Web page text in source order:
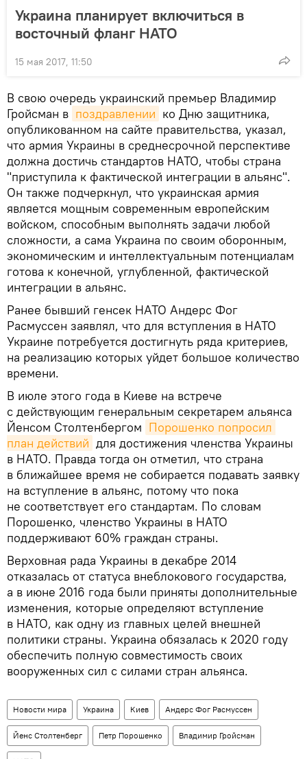
Украина планирует включиться в
восточный фланг НАТО
15 мая 2017, 11:50
В свою очередь украинский премьер Владимир
Гройсман в поздравлении ко Дню защитника,
опубликованном на сайте правительства, указал,
что армия Украины в среднесрочной перспективе
должна достичь стандартов НАТО, чтобы страна
"приступила к фактической интеграции в альянс".
Он также подчеркнул, что украинская армия
является мощным современным европейским
войском, способным выполнять задачи любой
сложности, а сама Украина по своим оборонным,
экономическим и интеллектуальным потенциалам
готова к конечной, углубленной, фактической
интеграции в альянс.
Ранее бывший генсек НАТО Андерс Фог
Расмуссен заявлял, что для вступления в НАТО
Украине потребуется достигнуть ряда критериев,
на реализацию которых уйдет большое количество
времени.
В июле этого года в Киеве на встрече
с действующим генеральным секретарем альянса
Йенсом Столтенбергом Порошенко попросил
план действий для достижения членства Украины
в НАТО. Правда тогда он отметил, что страна
в ближайшее время не собирается подавать заявку
на вступление в альянс, потому что пока
не соответствует его стандартам. По словам
Порошенко, членство Украины в НАТО
поддерживают 60% граждан страны.
Верховная рада Украины в декабре 2014
отказалась от статуса внеблокового государства,
а в июне 2016 года были приняты дополнительные
изменения, которые определяют вступление
в НАТО, как одну из главных целей внешней
политики страны. Украина обязалась к 2020 году
обеспечить полную совместимость своих
вооруженных сил с силами стран альянса.
Новости мира Украина Киев Андерс Фог Расмуссен
Йенс Столтенберг Петр Порошенко Владимир Гройсман